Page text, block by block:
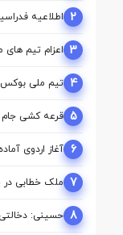
2 اطلاعیه
کمیسیون ها
3 اعزام تیم ‌های
مشترک ازبکستان
4 تیم ملی بوکس
5 قرعه‌ کشی جام
پوشان ایران
6 آغاز اردوی
بازی‌های آسیایی
7 ملک‌ خطابی در
ارمنستان/
8 حسینی: